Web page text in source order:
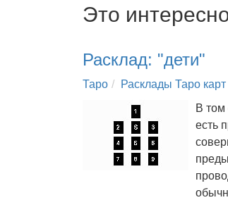
Это
Расклад: "дети"
Таро
Расклады Таро карт
В том
есть